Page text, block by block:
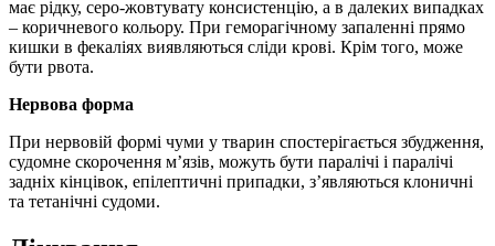
має рідку, серо-жовтувату консистенцію, а в далеких випадках
– коричневого кольору. При геморагічному запаленні прямо
кишки в фекаліях виявляються сліди крові. Крім того, може
бути рвота.
Нервова форма
При нервовій формі чуми у тварин спостерігається збудження,
судомне скорочення м’язів, можуть бути паралічі і паралічі
задніх кінцівок, епілептичні припадки, з’являються клоничні
та тетанічні судоми.